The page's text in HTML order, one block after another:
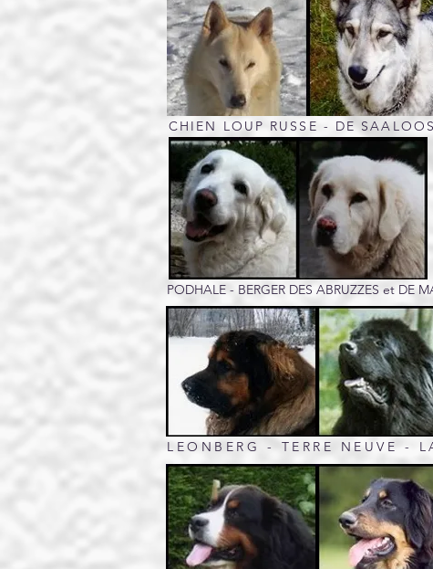
CHIEN LOUP RUSSE - DE
PODHALE - BERGER DES ABRUZZES et DE
LEONBERG - TERRE NEUVE -